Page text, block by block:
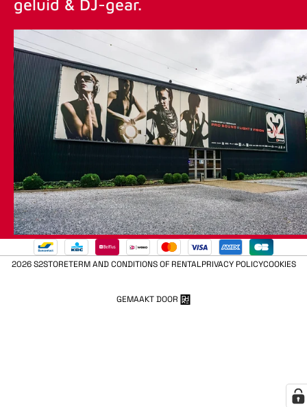
2026 S2STORETERM AND CONDITIONS OF RENTALPRIVACY POLICYCOOKIES
GEMAAKT DOOR